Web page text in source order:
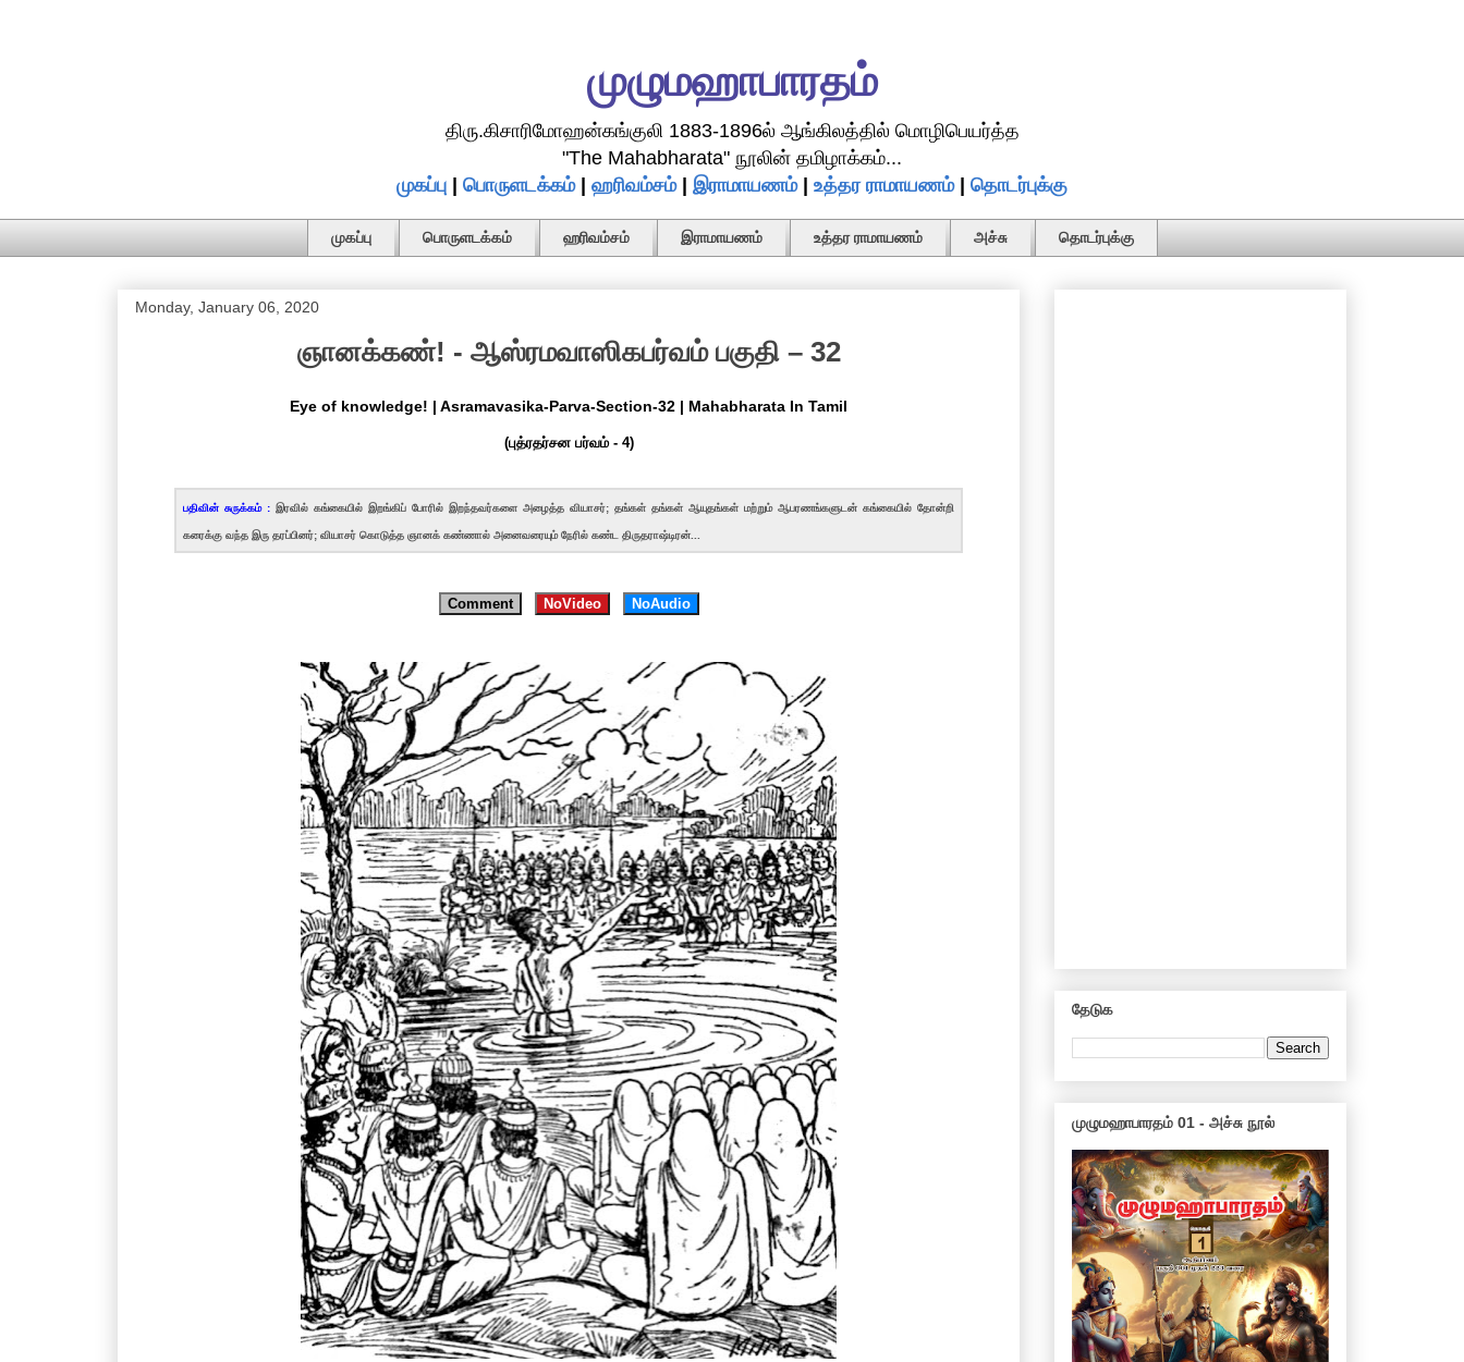
முழுமஹாபாரதம்
திரு.கிசாரிமோஹன்கங்குலி 1883-1896ல் ஆங்கிலத்தில் மொழிபெயர்த்த
"The Mahabharata" நூலின் தமிழாக்கம்...
முகப்பு
பொருளடக்கம்| ஹரிவம்சம்| இராமாயணம்| உத்தர ராமாயணம்| தொடர்புக்கு
முகப்பு பொருளடக்கம் ஹரிவம்சம் இராமாயணம் உத்தர ராமாயணம் அச்சு தொடர்புக்கு
Monday, January 06, 2020
ஞானக்கண்! - ஆஸ்ரமவாஸிகபர்வம் பகுதி – 32
Eye of knowledge! | Asramavasika-Parva-Section-32 | Mahabharata In Tamil
(புத்ரதர்சன பர்வம் - 4)
பதிவின் சுருக்கம் : இரவில் கங்கையில் இறங்கிப் போரில் இறந்தவர்களை அழைத்த வியாசர்; தங்கள் தங்கள் ஆயுதங்கள் மற்றும் ஆபரணங்களுடன் கங்கையில் தோன்றி
கரைக்கு வந்த இரு தரப்பினர்; வியாசர் கொடுத்த ஞானக் கண்ணால் அனைவரையும் நேரில் கண்ட திருதராஷ்டிரன்...
Comment NoVideo NoAudio
தேடுக
முழுமஹாபாரதம் 01 - அச்சு நூல்